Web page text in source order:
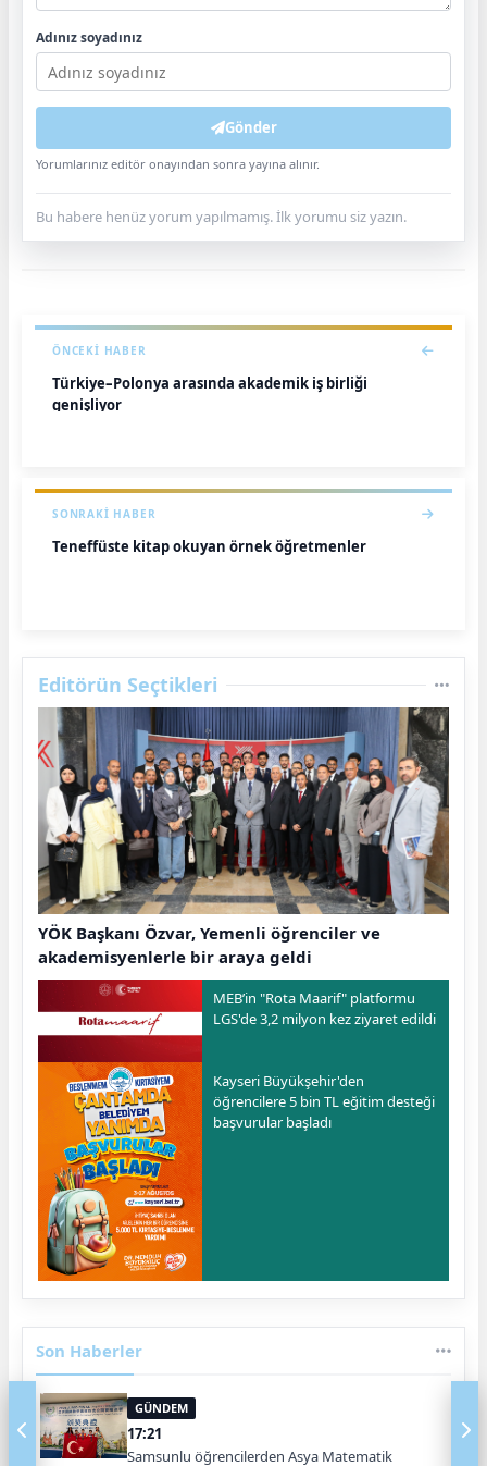
Adınız soyadınız
Gönder
Yorumlarınız editör onayından sonra yayına alınır.
Bu habere henüz yorum yapılmamış. İlk yorumu siz yazın.
ÖNCEKI HABER
Türkiye–Polonya arasında akademik iş birliği
genişliyor
SONRAKI HABER
Teneffüste kitap okuyan örnek öğretmenler
Editörün Seçtikleri
YÖK Başkanı Özvar, Yemenli öğrenciler ve
akademisyenlerle bir araya geldi
MEB’in "Rota Maarif" platformu
LGS'de 3,2 milyon kez ziyaret edildi
Kayseri Büyükşehir'den
öğrencilere 5 bin TL eğitim desteği
başvurular başladı
Son Haberler
GÜNDEM
17:21
Samsunlu öğrencilerden Asya Matematik